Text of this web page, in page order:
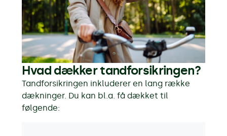
Hvad dækker tandforsikringen?
Tandforsikringen inkluderer en lang række
dækninger. Du kan bl.a. få dækket til
følgende: